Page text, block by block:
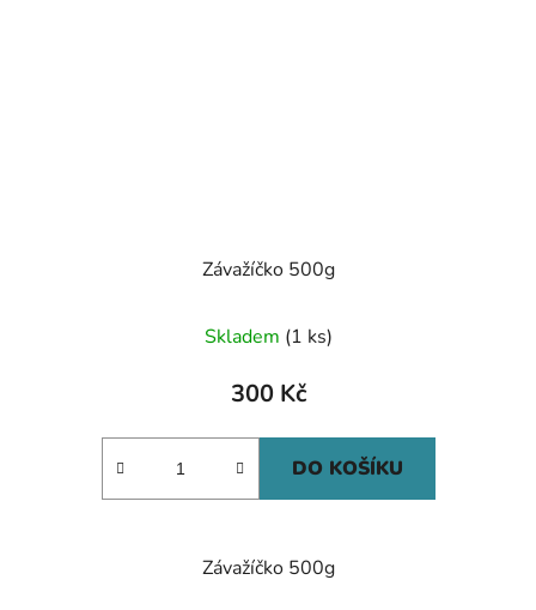
Závažíčko 500g
Skladem (1 ks)
300 Kč
DO KOŠÍKU
Závažíčko 500g